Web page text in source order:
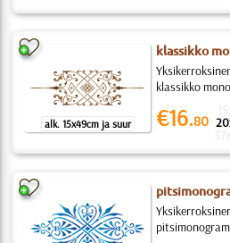
alk. 15x49cm ja suur
klassikko
klassikko
€16.80